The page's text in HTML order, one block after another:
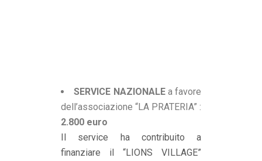
SERVICE NAZIONALE a favore
dell’associazione “LA PRATERIA” :
2.800 euro
Il service ha contribuito a
finanziare il “LIONS VILLAGE”